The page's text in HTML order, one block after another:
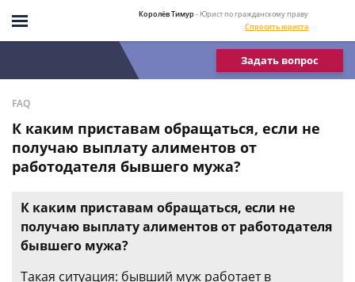
Королёв Тимур- Юрист по гражданскому праву
Спросить юриста
Задать вопрос
FAQ
К каким приставам обращаться, если не
получаю выплату алиментов от
работодателя бывшего мужа?
К каким приставам обращаться, если не
получаю выплату алиментов от работодателя
бывшего мужа?
Такая ситуация: бывший муж работает в